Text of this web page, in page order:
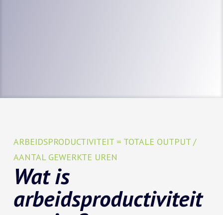
ARBEIDSPRODUCTIVITEIT = TOTALE OUTPUT /
AANTAL GEWERKTE UREN
Wat is
arbeidsproductiviteit